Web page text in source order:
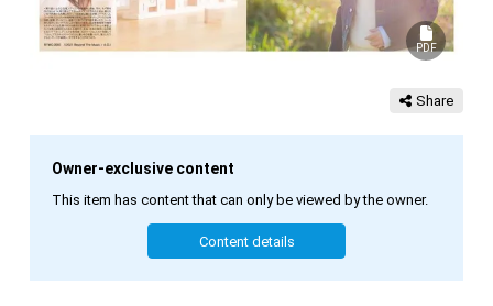
PDF
Share
Owner-exclusive content
This item has content that can only be viewed by the owner.
Content details